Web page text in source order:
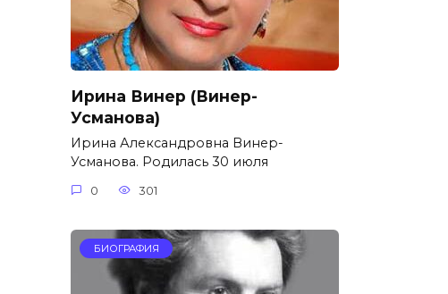
Ирина Винер (Винер-
Усманова)
Ирина Александровна Винер-
Усманова. Родилась 30 июля
0 301
БИОГРАФИЯ